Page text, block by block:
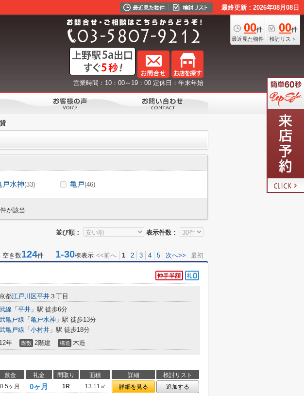
最終更新：2026年08月08日
00件
最近見た物件
00件
検討リスト
営業時間：10：00～19：00 定休日：年末年始
戸水神(33) 亀戸(46)
件が該当
並び順： 表示件数：
き数124件 1-30棟表示 <<前へ 1 2 3 4 5 次へ>> 最初
都江戸川区平井 ３丁目
線 「 平井 」駅 徒歩6分
亀戸線 「 亀戸水神 」駅 徒歩13分
亀戸線 「 小村井 」駅 徒歩18分
年 階数 2階建 構造 木造
敷金 礼金 間取り 面積 詳細
検討リスト
0.5ヶ月 0ヶ月 1R 13.11㎡ 詳細を見る 追加する